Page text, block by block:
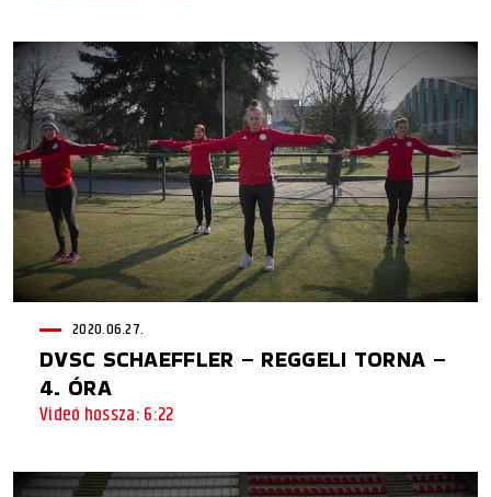
2020.06.27.
DVSC SCHAEFFLER – REGGELI TORNA –
4. ÓRA
Videó hossza: 6:22